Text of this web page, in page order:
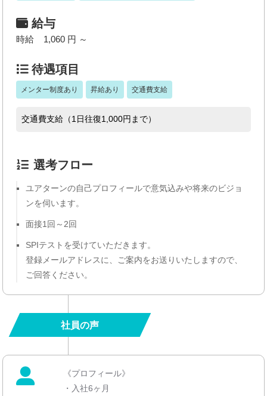
給与
時給 1,060 円 ～
待遇項目
メンター制度あり 昇給あり 交通費支給
交通費支給（1日往復1,000円まで）
選考フロー
ユアターンの自己プロフィールで意気込みや将来のビジョ
ンを伺います。
面接1回～2回
SPIテストを受けていただきます。
登録メールアドレスに、ご案内をお送りいたしますので、
ご回答ください。
社員の声
《プロフィール》
・入社6ヶ月